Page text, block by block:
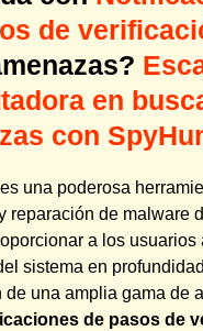
de
en
con
una poderosa
reparación de malware
a los usuarios
sistema en
de una amplia gama de
de pasos de